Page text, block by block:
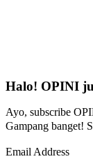
Halo! OPINI
Ayo, subscribe
Gampang banget!
Email Address